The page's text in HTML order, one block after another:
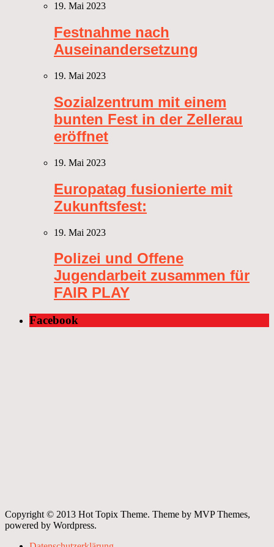
19. Mai 2023
Festnahme nach
Auseinandersetzung
19. Mai 2023
Sozialzentrum mit einem
bunten Fest in der Zellerau
eröffnet
19. Mai 2023
Europatag fusionierte mit
Zukunftsfest:
19. Mai 2023
Polizei und Offene
Jugendarbeit zusammen für
FAIR PLAY
Facebook
Copyright © 2013 Hot Topix Theme. Theme by MVP Themes,
powered by Wordpress.